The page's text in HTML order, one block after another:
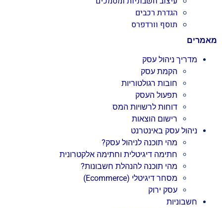
הגדרת רכבים
תוסף וורדפרס
מאמרים
מדריך ניהול עסק
הקמת עסק
חובות רגולטוריות
תפעול העסק
דוחות לרשויות המס
רישום הוצאות
ניהול עסק באינטרנט
מהי תוכנה לניהול עסק?
חתימה דיגיטלית וחתימה אלקטרונית
מהי תוכנה להנהלת חשבונות?
מסחר דיגיטלי (Ecommerce)
עסק ירוק
חשבוניות